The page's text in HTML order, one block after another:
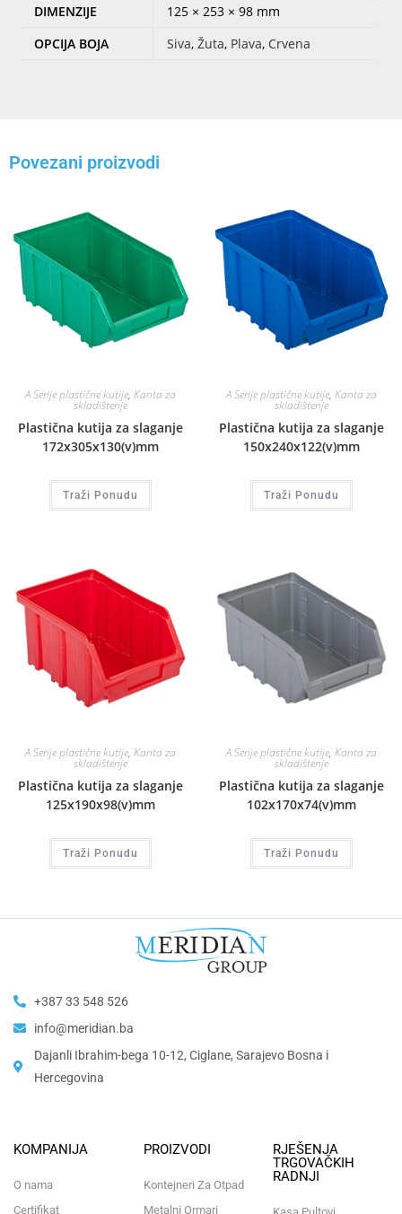
DIMENZIJE
125 × 253 × 98 mm
OPCIJA BOJA
Siva, Žuta, Plava, Crvena
Povezani proizvodi
A Serije plastične kutije, Kanta za
skladištenje
Plastična kutija za slaganje
172x305x130(v)mm
Traži Ponudu
A Serije plastične kutije, Kanta za
skladištenje
Plastična kutija za slaganje
150x240x122(v)mm
Traži Ponudu
A Serije plastične kutije, Kanta za
skladištenje
Plastična kutija za slaganje
125x190x98(v)mm
Traži Ponudu
A Serije plastične kutije, Kanta za
skladištenje
Plastična kutija za slaganje
102x170x74(v)mm
Traži Ponudu
+387 33 548 526
info@meridian.ba
Dajanli Ibrahim-bega 10-12, Ciglane, Sarajevo Bosna i
Hercegovina​
KOMPANIJA
O nama
Certifikat
PROIZVODI
Kontejneri Za Otpad
Metalni Ormari
RJEŠENJA
TRGOVAČKIH
RADNJI